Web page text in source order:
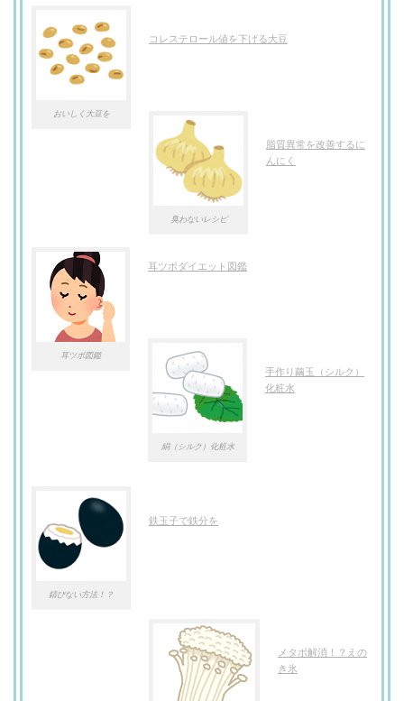
おいしく大豆を
コレステロール値を下げる大豆
臭わないレシピ
脂質異常を改善するに
んにく
耳ツボ図鑑
耳ツボダイエット図鑑
絹（シルク）化粧水
手作り繭玉（シルク）
化粧水
錆びない方法！？
鉄玉子で鉄分を
メタボ解消！？えの
き氷